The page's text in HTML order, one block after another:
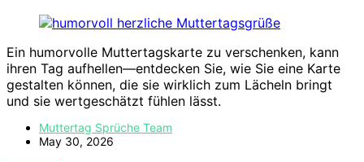
Ein humorvolle Muttertagskarte zu verschenken, kann
ihren Tag aufhellen—entdecken Sie, wie Sie eine Karte
gestalten können, die sie wirklich zum Lächeln bringt
und sie wertgeschätzt fühlen lässt.
Muttertag Sprüche Team
May 30, 2026